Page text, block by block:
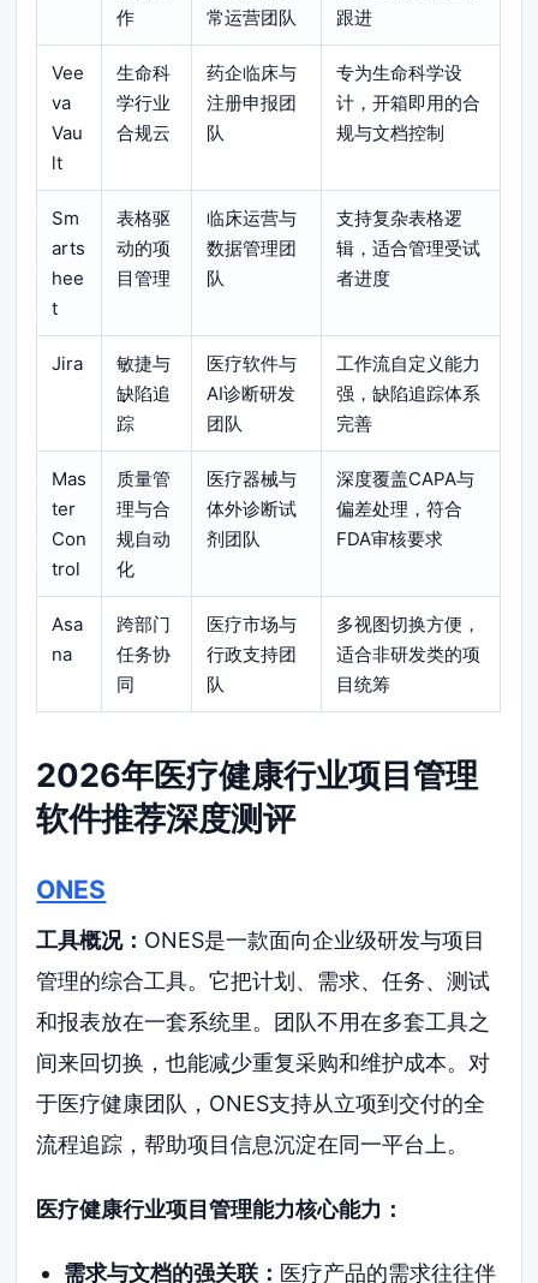
作
常运营团队
跟进
Vee
va
Vau
lt
生命科
学行业
合规云
药企临床与
注册申报团
队
专为生命科学设
计，开箱即用的合
规与文档控制
Sm
arts
hee
t
表格驱
动的项
目管理
临床运营与
数据管理团
队
支持复杂表格逻
辑，适合管理受试
者进度
Jira
敏捷与
缺陷追
踪
医疗软件与
AI诊断研发
团队
工作流自定义能力
强，缺陷追踪体系
完善
Mas
ter
Con
trol
质量管
理与合
规自动
化
医疗器械与
体外诊断试
剂团队
深度覆盖CAPA与
偏差处理，符合
FDA审核要求
Asa
na
跨部门
任务协
同
医疗市场与
行政支持团
队
多视图切换方便，
适合非研发类的项
目统筹
2026年医疗健康行业项目管理
软件推荐深度测评
ONES
工具概况： ONES是一款面向企业级研发与项目
管理的综合工具。它把计划、需求、任务、测试
和报表放在一套系统里。团队不用在多套工具之
间来回切换，也能减少重复采购和维护成本。对
于医疗健康团队，ONES支持从立项到交付的全
流程追踪，帮助项目信息沉淀在同一平台上。
医疗健康行业项目管理能力核心能力：
需求与文档的强关联： 医疗产品的需求往往伴